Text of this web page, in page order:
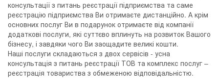
консультації з питань реєстрації підприємства та саме
реєстрацію підприємства Ви отримаєте дистанційно. А крім
основних послуг Ви в подарунок отримаєте від компанії
додаткові послуги, які суттєво вплинуть на розвиток Вашого
бізнесу, і завдяки чого Ви заощадите великі кошти.
Наші послуги складаються з двох сервісів - усна
консультація з питань реєстрації ТОВ та комплекс послуг –
реєстрація товариства з обмеженою відповідальністю.